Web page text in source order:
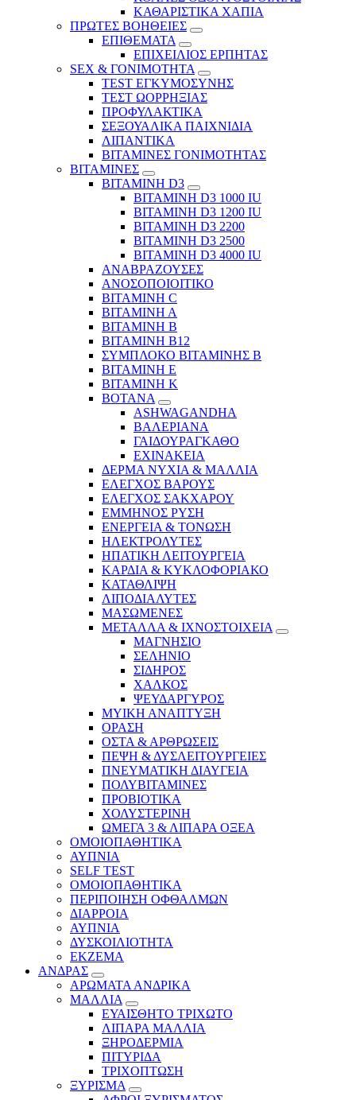
ΚΑΘΑΡΙΣΤΙΚΑ ΧΑΠΙΑ
ΠΡΩΤΕΣ ΒΟΗΘΕΙΕΣ
ΕΠΙΘΕΜΑΤΑ
ΕΠΙΧΕΙΛΙΟΣ ΕΡΠΗΤΑΣ
SEX & ΓΟΝΙΜΟΤΗΤΑ
TEST ΕΓΚΥΜΟΣΥΝΗΣ
ΤΕΣΤ ΩΟΡΡΗΞΙΑΣ
ΠΡΟΦΥΛΑΚΤΙΚΑ
ΣΕΞΟΥΑΛΙΚΑ ΠΑΙΧΝΙΔΙΑ
ΛΙΠΑΝΤΙΚΑ
ΒΙΤΑΜΙΝΕΣ ΓΟΝΙΜΟΤΗΤΑΣ
ΒΙΤΑΜΙΝΕΣ
ΒΙΤΑΜΙΝΗ D3
ΒΙΤΑΜΙΝΗ D3 1000 IU
ΒΙΤΑΜΙΝΗ D3 1200 IU
ΒΙΤΑΜΙΝΗ D3 2200
ΒΙΤΑΜΙΝΗ D3 2500
BITAMINH D3 4000 IU
ΑΝΑΒΡΑΖΟΥΣΕΣ
ΑΝΟΣΟΠΟΙΟΙΤΙΚΟ
ΒΙΤΑΜΙΝΗ C
ΒΙΤΑΜΙΝΗ Α
ΒΙΤΑΜΙΝΗ Β
ΒΙΤΑΜΙΝΗ Β12
ΣΥΜΠΛΟΚΟ ΒΙΤΑΜΙΝΗΣ Β
ΒΙΤΑΜΙΝΗ Ε
ΒΙΤΑΜΙΝΗ Κ
ΒΟΤΑΝΑ
ASHWAGANDHA
ΒΑΛΕΡΙΑΝΑ
ΓΑΙΔΟΥΡΑΓΚΑΘΟ
ΕΧΙΝΑΚΕΙΑ
ΔΕΡΜΑ ΝΥΧΙΑ & ΜΑΛΛΙΑ
ΕΛΕΓΧΟΣ ΒΑΡΟΥΣ
ΕΛΕΓΧΟΣ ΣΑΚΧΑΡΟΥ
ΕΜΜΗΝΟΣ ΡΥΣΗ
ΕΝΕΡΓΕΙΑ & ΤΟΝΩΣΗ
ΗΛΕΚΤΡΟΛΥΤΕΣ
ΗΠΑΤΙΚΗ ΛΕΙΤΟΥΡΓΕΙΑ
ΚΑΡΔΙΑ & ΚΥΚΛΟΦΟΡΙΑΚΟ
ΚΑΤΑΘΛΙΨΗ
ΛΙΠΟΔΙΑΛΥΤΕΣ
ΜΑΣΩΜΕΝΕΣ
ΜΕΤΑΛΛΑ & ΙΧΝΟΣΤΟΙΧΕΙΑ
ΜΑΓΝΗΣΙΟ
ΣΕΛΗΝΙΟ
ΣΙΔΗΡΟΣ
ΧΑΛΚΟΣ
ΨΕΥΔΑΡΓΥΡΟΣ
ΜΥΙΚΗ ΑΝΑΠΤΥΞΗ
ΟΡΑΣΗ
ΟΣΤΑ & ΑΡΘΡΩΣΕΙΣ
ΠΕΨΗ & ΔΥΣΛΕΙΤΟΥΡΓΕΙΕΣ
ΠΝΕΥΜΑΤΙΚΗ ΔΙΑΥΓΕΙΑ
ΠΟΛΥΒΙΤΑΜΙΝΕΣ
ΠΡΟΒΙΟΤΙΚΑ
ΧΟΛΥΣΤΕΡΙΝΗ
ΩΜΕΓΑ 3 & ΛΙΠΑΡΑ ΟΞΕΑ
ΟΜΟΙΟΠΑΘΗΤΙΚΑ
ΑΥΠΝΙΑ
SELF TEST
ΟΜΟΙΟΠΑΘΗΤΙΚΑ
ΠΕΡΙΠΟΙΗΣΗ ΟΦΘΑΛΜΩΝ
ΔΙΑΡΡΟΙΑ
ΑΥΠΝΙΑ
ΔΥΣΚΟΙΛΙΟΤΗΤΑ
ΕΚΖΕΜΑ
ΑΝΔΡΑΣ
ΑΡΩΜΑΤΑ ΑΝΔΡΙΚΑ
ΜΑΛΛΙΑ
ΕΥΑΙΣΘΗΤΟ ΤΡΙΧΩΤΟ
ΛΙΠΑΡΑ ΜΑΛΛΙΑ
ΞΗΡΟΔΕΡΜΙΑ
ΠΙΤΥΡΙΔΑ
ΤΡΙΧΟΠΤΩΣΗ
ΞΥΡΙΣΜΑ